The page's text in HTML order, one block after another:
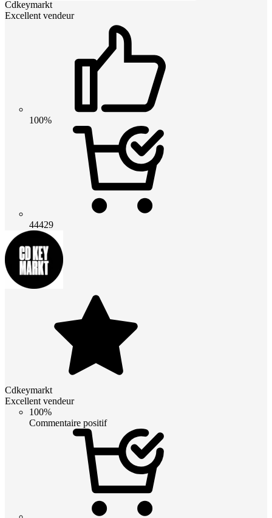
Cdkeymarkt
Excellent vendeur
100%
44429
Cdkeymarkt
Excellent vendeur
100%
Commentaire positif